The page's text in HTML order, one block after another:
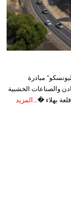
مبادرة
والصناعات الخشبية
بهلاء �... المزيد